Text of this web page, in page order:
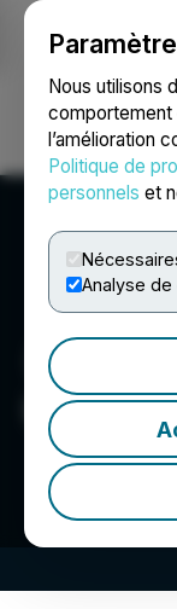
Nous utilisons
comportement
l’amélioration
Politique de
personnels et
Analyse
Ouvrir